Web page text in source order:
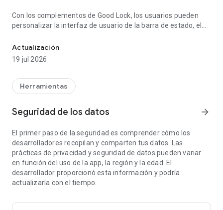
Con los complementos de Good Lock, los usuarios pueden
personalizar la interfaz de usuario de la barra de estado, el
utilizar funciones como Ventana múltiple, audio y Rutina de
manera más conveniente.
- LockStar: crea nuevas pantallas de bloqueo y estilos AOD.
de bloqueo y AOD.
navegación y los gestos de deslizamiento.
- Inicio arriba: proporciona una experiencia mejorada de One
UI Home.
- QuickStar: organiza una barra superior y un panel rápido
simples y únicos.
- País de las maravillas: crea fondos que se mueven según
Actualización
19 jul 2026
Herramientas
Seguridad de los datos arrow_forward
El primer paso de la seguridad es comprender cómo los
desarrolladores recopilan y comparten tus datos. Las
prácticas de privacidad y seguridad de datos pueden variar
en función del uso de la app, la región y la edad. El
desarrollador proporcionó esta información y podría
actualizarla con el tiempo.